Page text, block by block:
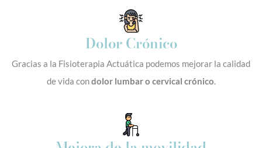
Dolor Crónico
Gracias a la Fisioterapia Actuática podemos mejorar la calidad
de vida condolor lumbar o cervical crónico.